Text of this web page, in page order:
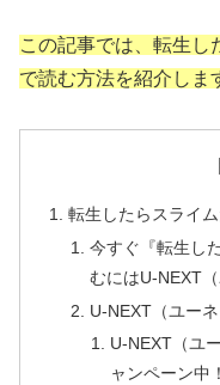
この記事では、転生し
で読む方法を紹介しま
転生したらスライ
今すぐ『転生し
むにはU-NEXT
U-NEXT（ユー
U-NEXT（ユ
ャンペーン中！